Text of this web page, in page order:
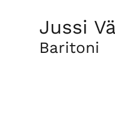
Jussi
Baritoni